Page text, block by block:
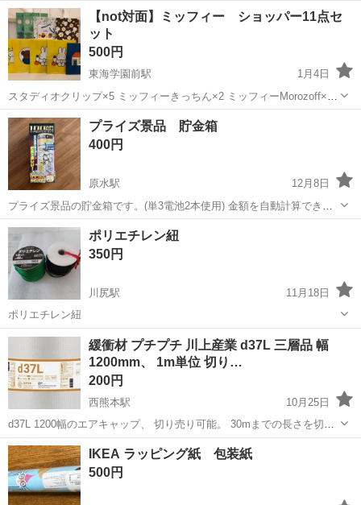
★赴任旅費会社負担◎20代～40代の男性活躍中★未経験活躍中！高時
給1,500円！《大分県中津市》 人気の工場のお仕事 ◇半導体装置内部
のシート製造◇ ＊クリー...
大分 中津市 東中津駅
【not対面】ミッフィー ショッパー11点セ
ット
500円
東海学園前駅
1月4日
スタディオクリップ×5 ミッフィーきっちん×2 ミッフィーMorozoff×1
ミッフィースタイル×3 未使用のもの、使用済みのものありますが、ど
れも破れや汚れはありません。
熊本 熊本市 東海学園前駅 ラッピング用品
プライズ景品 貯金箱
400円
原水駅
12月8日
プライズ景品の貯金箱です。(単3電池2本使用) 金額を自動計算できる
みたいです。 確認のため開封しました。動作確認はしていません。 購
入されてから故障していても対応しません。 蓋がキャップ式になって
いるのですぐに取り出し可能...
熊本 菊池郡 原水駅 ラッピング用品
ポリエチレン紐
350円
川尻駅
11月18日
ポリエチレン紐
熊本 熊本市 川尻駅 ラッピング用品
緩衝材 プチプチ 川上産業 d37L 三層品 幅
1200mm、 1m単位 切り…
200円
西熊本駅
10月25日
d37L 1200幅のエアキャップ、 切り売り可能。 30mまでの長さを切り
売りします。 表示金額は、m当たりの単価。 詳しい金額は、末尾に記
載。 一般に使われるのは、2層（型式d37 L無し）ですが、 こちらは、
3層...
熊本 熊本市 ラッピング用品
IKEA ラッピング紙 包装紙
500円